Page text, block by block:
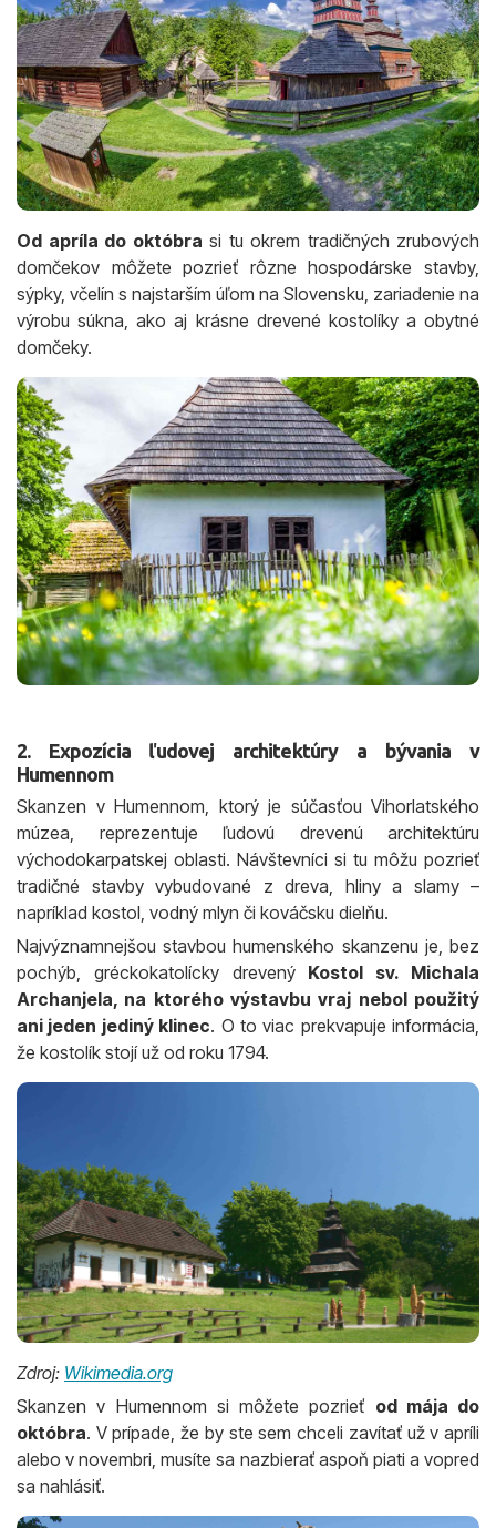
Od apríla do októbra si tu okrem tradičných zrubových
domčekov môžete pozrieť rôzne hospodárske stavby,
sýpky, včelín s najstarším úľom na Slovensku, zariadenie na
výrobu súkna, ako aj krásne drevené kostolíky a obytné
domčeky.
2. Expozícia ľudovej architektúry a bývania v
Humennom
Skanzen v Humennom, ktorý je súčasťou Vihorlatského
múzea, reprezentuje ľudovú drevenú architektúru
východokarpatskej oblasti. Návštevníci si tu môžu pozrieť
tradičné stavby vybudované z dreva, hliny a slamy –
napríklad kostol, vodný mlyn či kováčsku dielňu.
Najvýznamnejšou stavbou humenského skanzenu je, bez
pochýb, gréckokatolícky drevený Kostol sv. Michala
Archanjela, na ktorého výstavbu vraj nebol použitý
ani jeden jediný klinec. O to viac prekvapuje informácia,
že kostolík stojí už od roku 1794.
Zdroj: Wikimedia.org
Skanzen v Humennom si môžete pozrieť od mája do
októbra. V prípade, že by ste sem chceli zavítať už v apríli
alebo v novembri, musíte sa nazbierať aspoň piati a vopred
sa nahlásiť.